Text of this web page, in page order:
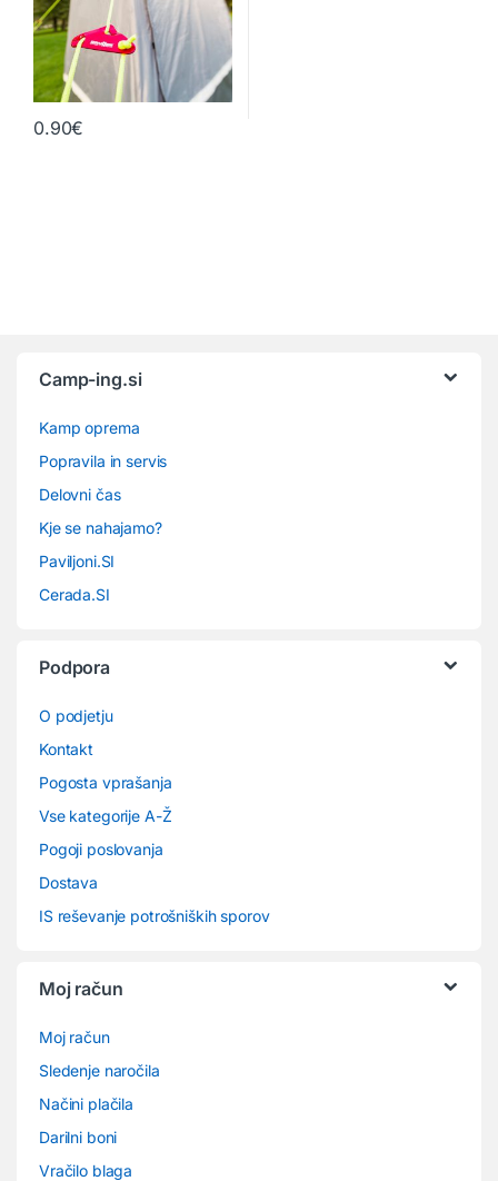
0.90€
Camp-ing.si
Kamp oprema
Popravila in servis
Delovni čas
Kje se nahajamo?
Paviljoni.SI
Cerada.SI
Podpora
O podjetju
Kontakt
Pogosta vprašanja
Vse kategorije A-Ž
Pogoji poslovanja
Dostava
IS reševanje potrošniških sporov
Moj račun
Moj račun
Sledenje naročila
Načini plačila
Darilni boni
Vračilo blaga